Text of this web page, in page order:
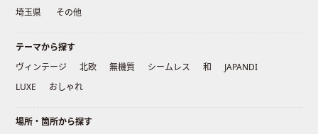
埼玉県
その他
テーマから探す
ヴィンテージ
北欧 無機質 シームレス 和
JAPANDI
LUXE
おしゃれ
場所・箇所から探す